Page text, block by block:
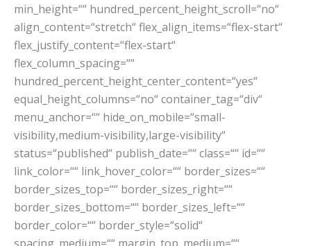
min_height=““ hundred_percent_height_scroll=“no“
align_content=“stretch“ flex_align_items=“flex-start“
flex_justify_content=“flex-start“
flex_column_spacing=““
hundred_percent_height_center_content=“yes“
equal_height_columns=“no“ container_tag=“div“
menu_anchor=““ hide_on_mobile=“small-
visibility,medium-visibility,large-visibility“
status=“published“ publish_date=““ class=““ id=““
link_color=““ link_hover_color=““ border_sizes=““
border_sizes_top=““ border_sizes_right=““
border_sizes_bottom=““ border_sizes_left=““
border_color=““ border_style=“solid“
spacing_medium=““ margin_top_medium=““